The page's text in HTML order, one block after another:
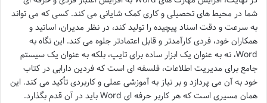
شما در محیط های تحصیلی و کاری کمک شایانی می کند. کسی که می تواند
به سرعت و دقت اسناد پیچیده را تولید کند، در نظر مدیران، اساتید و
همکاران خود، فردی کارآمدتر و قابل اعتمادتر جلوه می کند. این نگاه به
Word، نه به عنوان یک ابزار ساده برای تایپ، بلکه به عنوان یک سیستم
جامع برای مدیریت اطلاعات، فلسفه ای است که فردین دارابی در کتاب
خود به آن می پردازد و بر نیاز به آموزشی عملی و کاربردی تأکید می کند. این
همان مسیری است که هر کاربر حرفه ای Word باید در آن قدم بگذارد.